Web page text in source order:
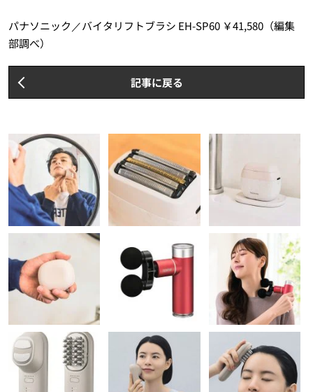
パナソニック／バイタリフトブラシ EH-SP60 ￥41,580（編集
部調べ）
記事に戻る